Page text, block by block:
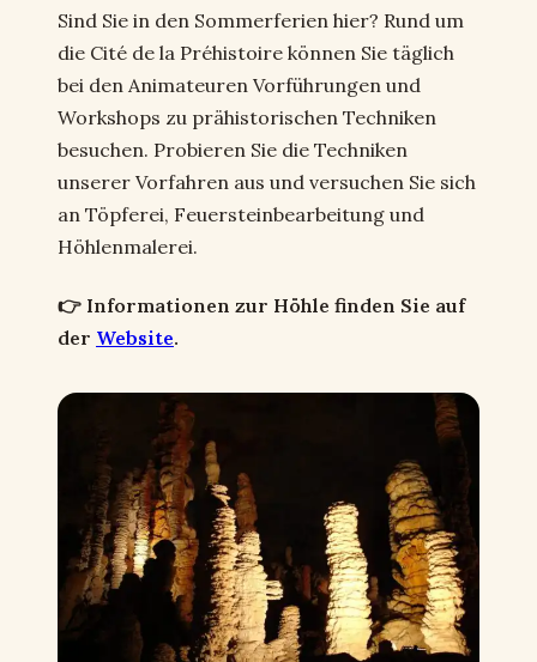
Sind Sie in den Sommerferien hier? Rund um
die Cité de la Préhistoire können Sie täglich
bei den Animateuren Vorführungen und
Workshops zu prähistorischen Techniken
besuchen. Probieren Sie die Techniken
unserer Vorfahren aus und versuchen Sie sich
an Töpferei, Feuersteinbearbeitung und
Höhlenmalerei.
👉 Informationen zur Höhle finden Sie auf
der Website.